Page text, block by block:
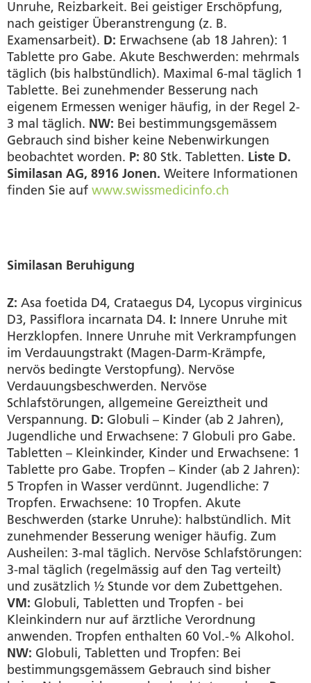
Unruhe, Reizbarkeit. Bei geistiger Erschöpfung,
nach geistiger Überanstrengung (z. B.
Examensarbeit). D: Erwachsene (ab 18 Jahren): 1
Tablette pro Gabe. Akute Beschwerden: mehrmals
täglich (bis halbstündlich). Maximal 6-mal täglich 1
Tablette. Bei zunehmender Besserung nach
eigenem Ermessen weniger häufig, in der Regel 2-
3 mal täglich. NW: Bei bestimmungsgemässem
Gebrauch sind bisher keine Nebenwirkungen
beobachtet worden. P: 80 Stk. Tabletten. Liste D.
Similasan AG, 8916 Jonen. Weitere Informationen
finden Sie auf www.swissmedicinfo.ch
Similasan Beruhigung
Z: Asa foetida D4, Crataegus D4, Lycopus virginicus
D3, Passiflora incarnata D4. I: Innere Unruhe mit
Herzklopfen. Innere Unruhe mit Verkrampfungen
im Verdauungstrakt (Magen-Darm-Krämpfe,
nervös bedingte Verstopfung). Nervöse
Verdauungsbeschwerden. Nervöse
Schlafstörungen, allgemeine Gereiztheit und
Verspannung. D: Globuli – Kinder (ab 2 Jahren),
Jugendliche und Erwachsene: 7 Globuli pro Gabe.
Tabletten – Kleinkinder, Kinder und Erwachsene: 1
Tablette pro Gabe. Tropfen – Kinder (ab 2 Jahren):
5 Tropfen in Wasser verdünnt. Jugendliche: 7
Tropfen. Erwachsene: 10 Tropfen. Akute
Beschwerden (starke Unruhe): halbstündlich. Mit
zunehmender Besserung weniger häufig. Zum
Ausheilen: 3-mal täglich. Nervöse Schlafstörungen:
3-mal täglich (regelmässig auf den Tag verteilt)
und zusätzlich ½ Stunde vor dem Zubettgehen.
VM: Globuli, Tabletten und Tropfen - bei
Kleinkindern nur auf ärztliche Verordnung
anwenden. Tropfen enthalten 60 Vol.-% Alkohol.
NW: Globuli, Tabletten und Tropfen: Bei
bestimmungsgemässem Gebrauch sind bisher